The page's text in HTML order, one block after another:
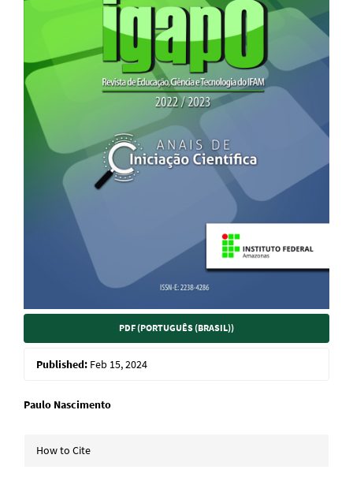
PDF (PORTUGUÊS (BRASIL))
Published: Feb 15, 2024
Main
Content
Paulo Nascimento
Article
How to Cite